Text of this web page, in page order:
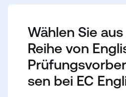
Wählen Sie
Reihe von
sen bei EC